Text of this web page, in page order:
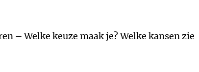
– Welke keuze maak je? Welke kansen zie